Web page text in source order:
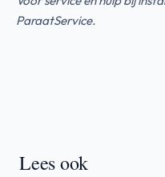
ParaatService.
Lees ook